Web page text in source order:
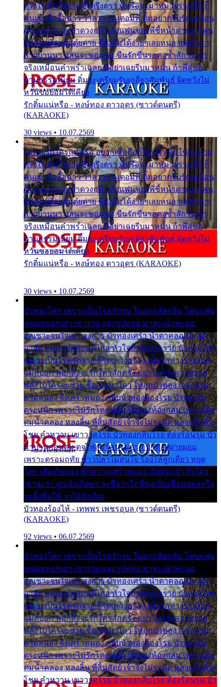
ตรึงใจ ติ๋มใช่งามซึ้งตรึงตรา พี่หรือจะมาหมายร่วมชีวี ก็
คนเขาลืออื้อฉาว ว่าสาวๆรุมตอมพี่ ติ๋มอยากรับรักเหมือน
กัน แต่หวั่นจะช้ำดวงฤดี กลัวแฟนของพี่ชี้หน้าด่าทอ ก็คน
ชื่อต๋อยต้อยตุ้มตุ๋ยต่าย พี่ยังลืมได้ง่ายๆเลยหนอ แค่ตัวเรา
สาวบ้านนา แสนจะซอมซ่อ ขืนรักขืนรอคงช้ำสักวัน ถ้า
จริงเหมือนคำพร่ำเฉลย พี่อย่าเฉยรีบมาหมั้น ถ้าพี่สู่ขอ
ตามธรรมเนียม ติ๋มจะเตรียมรับเกลียวสัมพันธ์ ผิดหวังไม่
หวั่นขอยอมได้เคียง
รักติ๋มแน่หรือ - หงษ์ทอง ดาวอุดร (ซาวด์ดนตรี)
(KARAOKE)
30 views • 10.07.2569
ไม่เคยรักใครแน่หรือ อยากเชื่อถือก็ไม่กล้า ติ๋มใช่คนสวย
ตรึงใจ ติ๋มใช่งามซึ้งตรึงตรา พี่หรือจะมาหมายร่วมชีวี ก็
คนเขาลืออื้อฉาว ว่าสาวๆรุมตอมพี่ ติ๋มอยากรับรักเหมือน
กัน แต่หวั่นจะช้ำดวงฤดี กลัวแฟนของพี่ชี้หน้าด่าทอ ก็คน
ชื่อต๋อยต้อยตุ้มตุ๋ยต่าย พี่ยังลืมได้ง่ายๆเลยหนอ แค่ตัวเรา
สาวบ้านนา แสนจะซอมซ่อ ขืนรักขืนรอคงช้ำสักวัน ถ้า
จริงเหมือนคำพร่ำเฉลย พี่อย่าเฉยรีบมาหมั้น ถ้าพี่สู่ขอ
ตามธรรมเนียม ติ๋มจะเตรียมรับเกลียวสัมพันธ์ ผิดหวังไม่
หวั่นขอยอมได้เคียง
รักติ๋มแน่หรือ - หงษ์ทอง ดาวอุดร (KARAOKE)
30 views • 10.07.2569
บัวทองโศก เพราะเป็นโรครักรุม ในอกกลัดกลุ้ม โดนแฟน
หนุ่มหลอกเอา เขารวย และรูปหล่อ มาพะเน้าพะนอ
ออเซาะจนใจเบา สงสาร บัวทองเศร้า น้ำตาคลอเบ้า เฝ้า
อาลัย หนุ่มรูปหล่อหนีไกล หัวใจบัวทองระรวย บัวทองโศก
เพราะเป็นโรครักจาง ชีวิตเคว้งคว้าง เมื่อรักห่างร้างไกล
แม่ก็บอก พ่อก็สั่งจะรักใครสักครั้ง อย่าไปหวังความรวย
พลั้งไปใครจะช่วย ซื้อเปลมาไกว ให้ลูกบัวทอง เวรกรรม
ตามสนอง จึงเศร้าหมอง กลีบบัวทองต้องโรย บัวทองไม่
ตระหนัก เพราะไม่รักโคลนตม บัวทองท้องกลม เพราะลืม
ตมน้ำคลอง หลงลิ้น ที่สิ้นสัตย์ เจ้าจึงไม่ระมัด หลงกลิ่นลิ้น
โชย คำหวาน เขาวาดโรย บัวทองกลีบโรย ต้องร้อนรุม บัว
มาบานก่อนตูม ดุจไฟสุมร้อนรุมอุรา บัวทองผ่ายผอม
เพราะตรอมฤทัย ข้าวปลาไม่สนใจ ร้องไห้ลูกเดียว หยุด
โศก เสียเถิดทอง พักความเศร้าหมอง เถิดทองจ๋า ถึงใคร
เขาจะว่า ลูกเจ้าเกิดมา จะชื่อว่าไง พี่ขอเป็นเพื่อนปลอบใจ
จะตั้งชื่อให้ ว่าไอ้บังเอิญ
บัวทองร้องไห้ - เทพพร เพชรอุบล (ซาวด์ดนตรี)
(KARAOKE)
92 views • 06.07.2569
บัวทองโศก เพราะเป็นโรครักรุม ในอกกลัดกลุ้ม โดนแฟน
หนุ่มหลอกเอา เขารวย และรูปหล่อ มาพะเน้าพะนอ
ออเซาะจนใจเบา สงสาร บัวทองเศร้า น้ำตาคลอเบ้า เฝ้า
อาลัย หนุ่มรูปหล่อหนีไกล หัวใจบัวทองระรวย บัวทองโศก
เพราะเป็นโรครักจาง ชีวิตเคว้งคว้าง เมื่อรักห่างร้างไกล
แม่ก็บอก พ่อก็สั่งจะรักใครสักครั้ง อย่าไปหวังความรวย
พลั้งไปใครจะช่วย ซื้อเปลมาไกว ให้ลูกบัวทอง เวรกรรม
ตามสนอง จึงเศร้าหมอง กลีบบัวทองต้องโรย บัวทองไม่
ตระหนัก เพราะไม่รักโคลนตม บัวทองท้องกลม เพราะลืม
ตมน้ำคลอง หลงลิ้น ที่สิ้นสัตย์ เจ้าจึงไม่ระมัด หลงกลิ่นลิ้น
โชย คำหวาน เขาวาดโรย บัวทองกลีบโรย ต้องร้อนรุม บัว